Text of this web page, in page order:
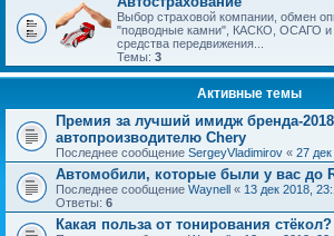
Выбор страховой компании, обмен
"подводные камни", КАСКО, ОСАГО и
средства передвижения...
Темы: 3
Активные темы
Премия за лучший имидж бренда-
автопроизводителю Chery
Последнее сообщение SergeyVladimirov « 27
Автомобили, которые были у вас до
Последнее сообщение Waynell « 13 дек 2018,
Ответы: 6
Какая польза от тонирования стёкол?